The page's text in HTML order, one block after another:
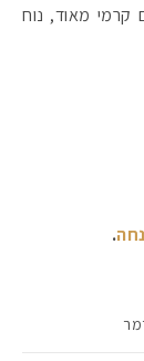
קרמי מאוד, נוח
.